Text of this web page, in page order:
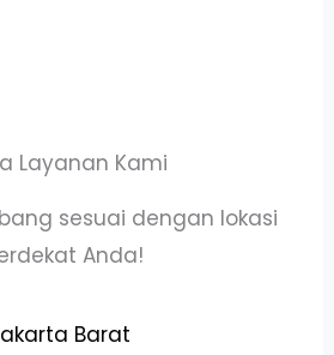
Layanan Kami
sesuai dengan lokasi
Anda!
Barat